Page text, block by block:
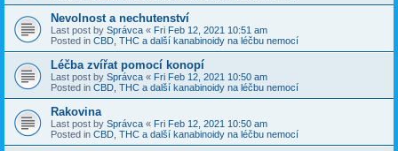
Nevolnost a nechutenství
Last post by Správca « Fri Feb 12, 2021 10:51 am
Posted in CBD, THC a další kanabinoidy na léčbu nemocí
Léčba zvířat pomocí konopí
Last post by Správca « Fri Feb 12, 2021 10:50 am
Posted in CBD, THC a další kanabinoidy na léčbu nemocí
Rakovina
Last post by Správca « Fri Feb 12, 2021 10:50 am
Posted in CBD, THC a další kanabinoidy na léčbu nemocí